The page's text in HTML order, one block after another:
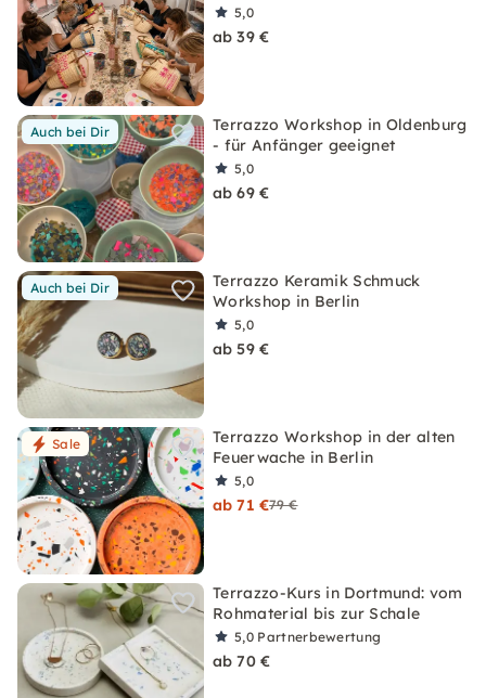
5,0
ab 39 €
Auch bei Dir
Terrazzo Workshop in Oldenburg
- für Anfänger geeignet
5,0
ab 69 €
Auch bei Dir
Terrazzo Keramik Schmuck
Workshop in Berlin
5,0
ab 59 €
Sale
Terrazzo Workshop in der alten
Feuerwache in Berlin
5,0
ab 71 €79 €
Terrazzo-Kurs in Dortmund: vom
Rohmaterial bis zur Schale
5,0 Partnerbewertung
ab 70 €